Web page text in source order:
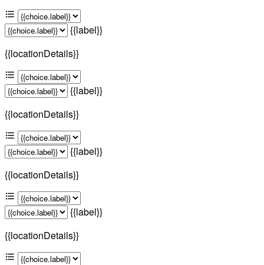
{{label}}
{{locationDetails}}
{{label}}
{{locationDetails}}
{{label}}
{{locationDetails}}
{{label}}
{{locationDetails}}